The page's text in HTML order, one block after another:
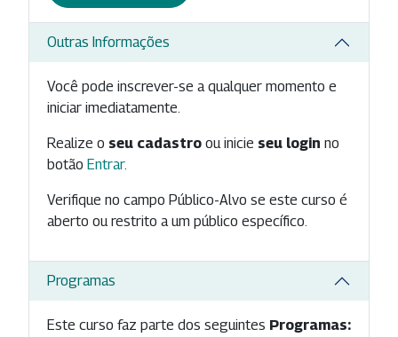
Outras Informações
Você pode inscrever-se a qualquer momento e
iniciar imediatamente.
Realize o seu cadastro ou inicie seu login no
botão Entrar.
Verifique no campo Público-Alvo se este curso é
aberto ou restrito a um público específico.
Programas
Este curso faz parte dos seguintes Programas: